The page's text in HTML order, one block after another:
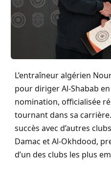
L’entraîneur algérien
pour diriger Al-Shabab
nomination, officialisée
tournant dans sa
succès avec d’autres
Damac et Al-Okhdood,
d’un des clubs les plus